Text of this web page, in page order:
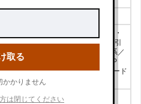
内・軽作業系／イベント系／チラシ・
リング系／試食販売・デモ販系／引
事務所移転系／キャンペーン・PR系／
・スマホ・ネット回線PR系／AV・P
電販売系／コンビニ系／飲食・フード
ど
取る
かかりません
は閉じてください